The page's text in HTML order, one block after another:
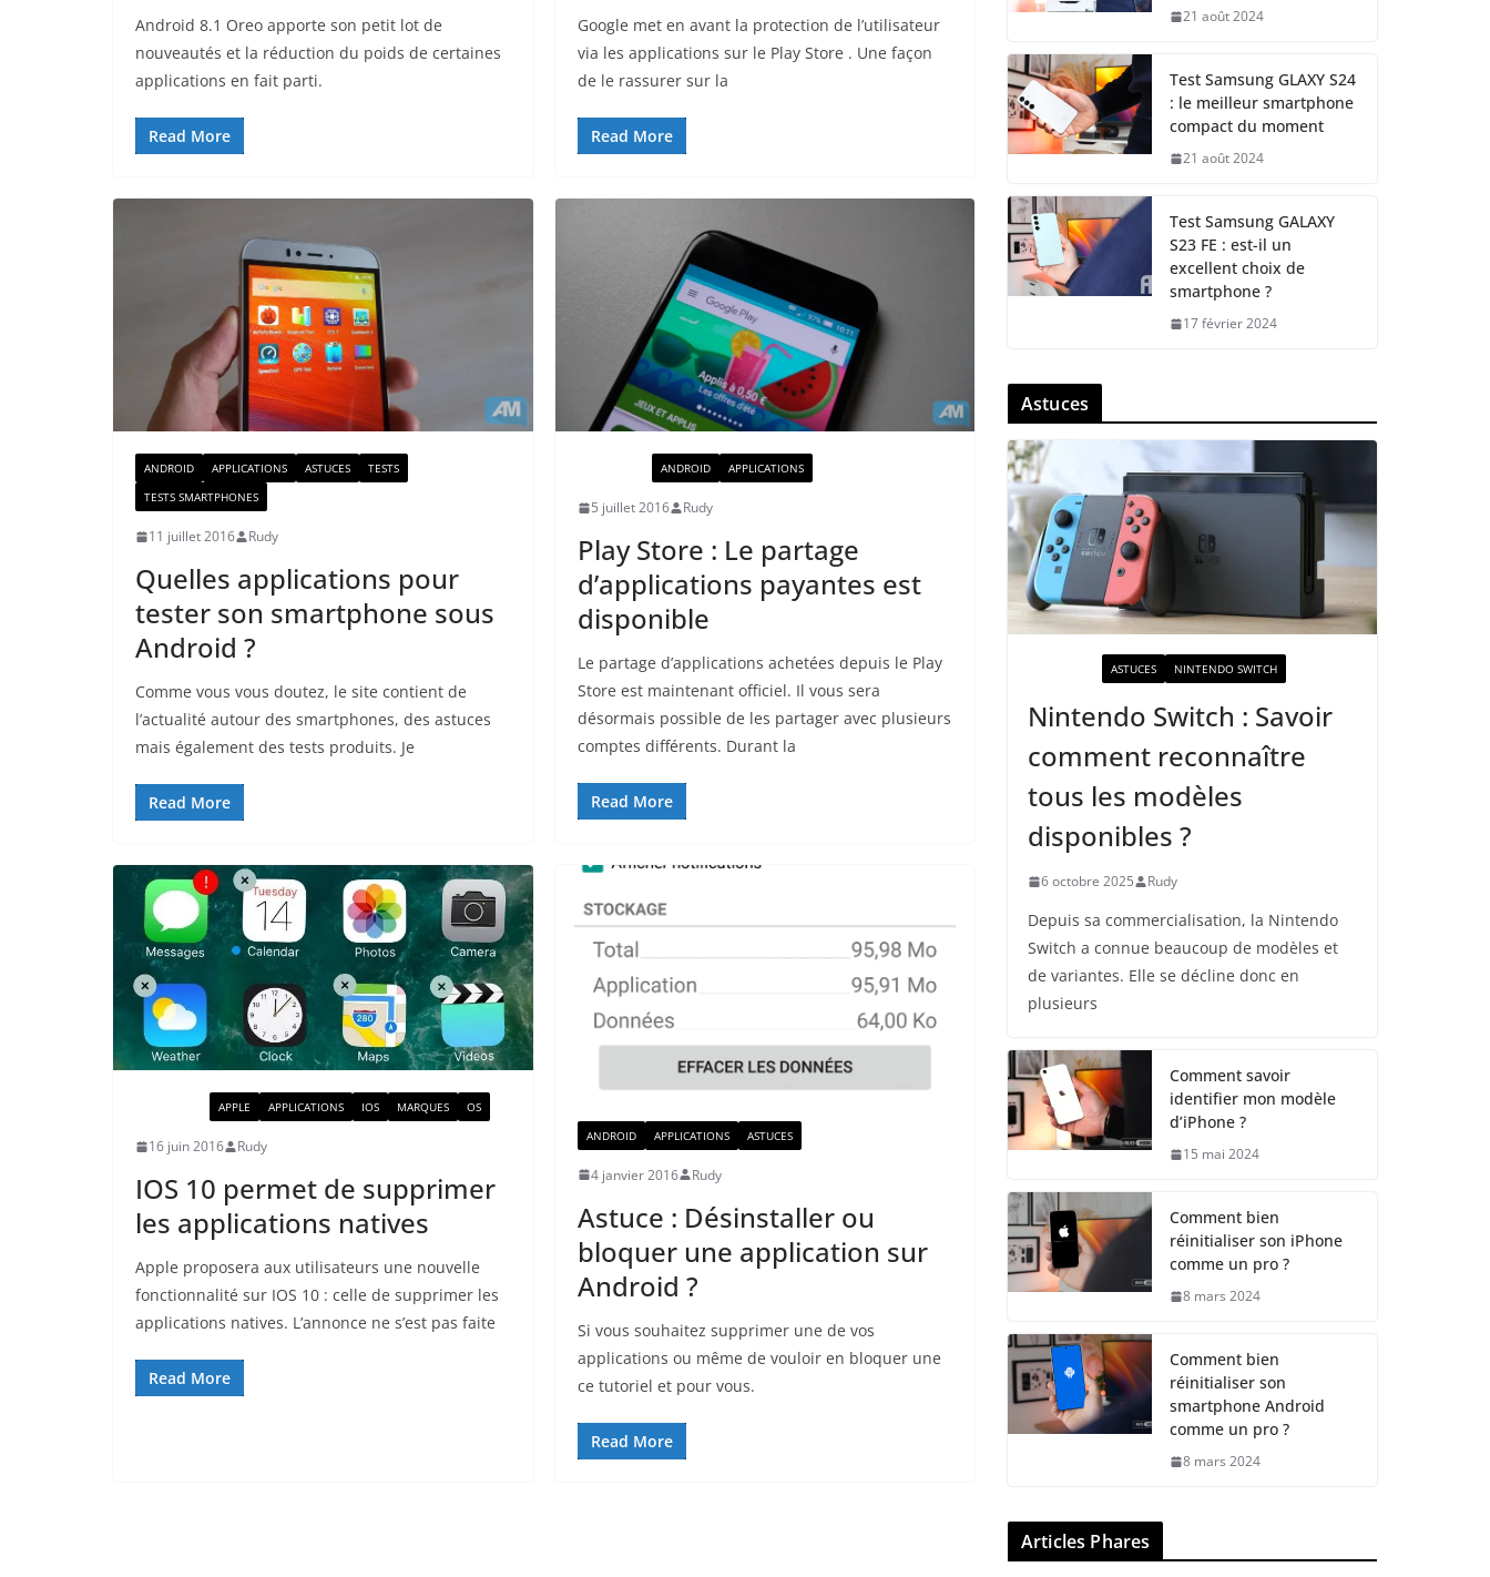
Android 8.1 Oreo apporte son petit lot de
nouveautés et la réduction du poids de certaines
applications en fait parti.
Read More
Google met en avant la protection de l’utilisateur
via les applications sur le Play Store . Une façon
de le rassurer sur la
Read More
ANDROID APPLICATIONS ASTUCES
TESTS
TESTS SMARTPHONES
11 juillet 2016 Rudy
Quelles applications pour
tester son smartphone sous
Android ?
Comme vous vous doutez, le site contient de
l’actualité autour des smartphones, des astuces
mais également des tests produits. Je
Read More
ANDROID APPLICATIONS
5 juillet 2016 Rudy
Play Store : Le partage
d’applications payantes est
disponible
Le partage d’applications achetées depuis le Play
Store est maintenant officiel. Il vous sera
désormais possible de les partager avec plusieurs
comptes différents. Durant la
Read More
APPLE APPLICATIONS IOS MARQUES OS
16 juin 2016 Rudy
IOS 10 permet de supprimer
les applications natives
Apple proposera aux utilisateurs une nouvelle
fonctionnalité sur IOS 10 : celle de supprimer les
applications natives. L’annonce ne s’est pas faite
Read More
ANDROID APPLICATIONS ASTUCES
4 janvier 2016 Rudy
Astuce : Désinstaller ou
bloquer une application sur
Android ?
Si vous souhaitez supprimer une de vos
applications ou même de vouloir en bloquer une
ce tutoriel et pour vous.
Read More
21 août 2024
Test Samsung GLAXY S24
: le meilleur smartphone
compact du moment
21 août 2024
Test Samsung GALAXY
S23 FE : est-il un
excellent choix de
smartphone ?
17 février 2024
Astuces
ASTUCES NINTENDO SWITCH
Nintendo Switch : Savoir
comment reconnaître
tous les modèles
disponibles ?
6 octobre 2025 Rudy
Depuis sa commercialisation, la Nintendo
Switch a connue beaucoup de modèles et
de variantes. Elle se décline donc en
plusieurs
Comment savoir
identifier mon modèle
d’iPhone ?
15 mai 2024
Comment bien
réinitialiser son iPhone
comme un pro ?
8 mars 2024
Comment bien
réinitialiser son
smartphone Android
comme un pro ?
8 mars 2024
Articles Phares